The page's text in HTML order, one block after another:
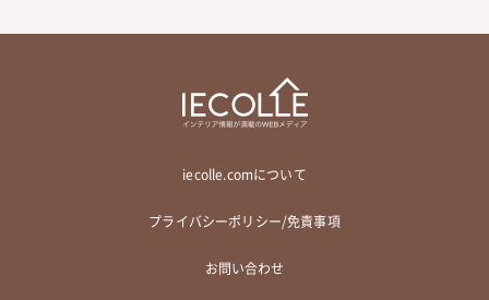
iecolle.comについて
プライバシーポリシー/免責事項
お問い合わせ